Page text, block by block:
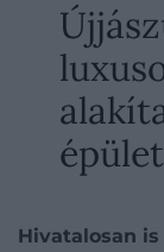
Hivatalosan